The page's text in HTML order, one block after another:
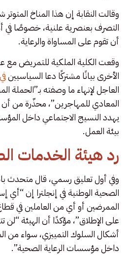
وقالت النقابة إن هذا المناخ
التصرف بعنصرية علنية، خصوصًا في
أن تقوم على المساواة والرعاية.
وقعت الكلية الملكية للتمريض مع
الأخرى بيانًا مشتركًا دعا السياسيين
العاجل لإنهاء ما وصفته بـ”الحملة
المعادي للمهاجرين”، محذّرة من
يهدد النسيج الاجتماعي داخل
بيئة العمل.
رد هيئة الخدمات
وفي أول تعليق رسمي، قال متحدث
الصحية الوطنية في إنجلترا إن
الممرضين أو أي من العاملين في
على الإطلاق”، مؤكدًا أن الهيئة
أشكال السلوك التمييزي، سواء من
داخل مؤسسات الرعاية الصحية”.